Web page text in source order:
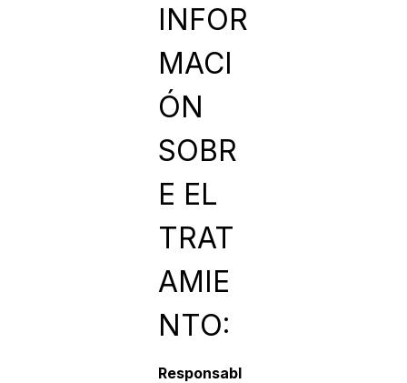
INFOR
MACI
ÓN
SOBR
E EL
TRAT
AMIE
NTO:
Responsabl